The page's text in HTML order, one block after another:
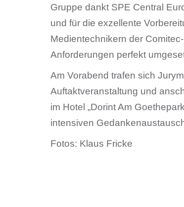
Gruppe dankt SPE Central
und für die exzellente
Medientechnikern der
Anforderungen perfekt
Am Vorabend trafen sich
Auftaktveranstaltung und
im Hotel „Dorint Am
intensiven
Fotos: Klaus Fricke